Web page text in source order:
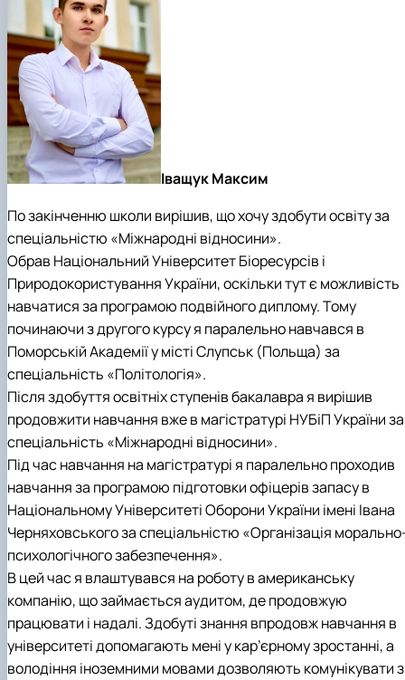
Іващук Максим
По закінченню школи вирішив, що хочу здобути освіту за
спеціальністю «Міжнародні відносини».
Обрав Національний Університет Біоресурсів і
Природокористування України, оскільки тут є можливість
навчатися за програмою подвійного диплому. Тому
починаючи з другого курсу я паралельно навчався в
Поморській Академії у місті Слупськ (Польща) за
спеціальність «Політологія».
Після здобуття освітніх ступенів бакалавра я вирішив
продовжити навчання вже в магістратурі НУБіП України за
спеціальність «Міжнародні відносини».
Під час навчання на магістратурі я паралельно проходив
навчання за програмою підготовки офіцерів запасу в
Національному Університеті Оборони України імені Івана
Черняховського за спеціальністю «Організація
психологічного забезпечення».
В цей час я влаштувався на роботу в американську
компанію, що займається аудитом, де продовжую
працювати і надалі. Здобуті знання впродовж навчання в
університеті допомагають мені у кар’єрному зростанні, а
володіння іноземними мовами дозволяють комунікувати з